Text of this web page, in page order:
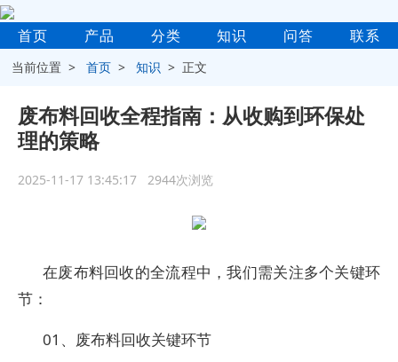
首页 产品 分类 知识 问答 联系
当前位置 >首页 >知识 > 正文
废布料回收全程指南：从收购到环保处
理的策略
2025-11-17 13:45:17 2944次浏览
在废布料回收的全流程中，我们需关注多个关键环
节：
01、废布料回收关键环节